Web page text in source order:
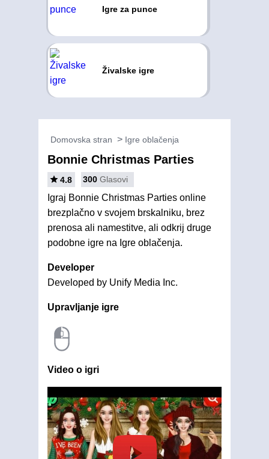
Igre za punce
Živalske igre
Domovska stran Igre oblačenja
Bonnie Christmas Parties
4.8 300 Glasovi
Igraj Bonnie Christmas Parties online
brezplačno v svojem brskalniku, brez
prenosa ali namestitve, ali odkrij druge
podobne igre na Igre oblačenja.
Developer
Developed by Unify Media Inc.
Upravljanje igre
Video o igri